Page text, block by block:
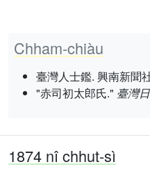
Chham-chiàu
臺灣人士鑑. 興南新聞
"赤司初太郎氏." 臺灣
1874 nî chhut-sì